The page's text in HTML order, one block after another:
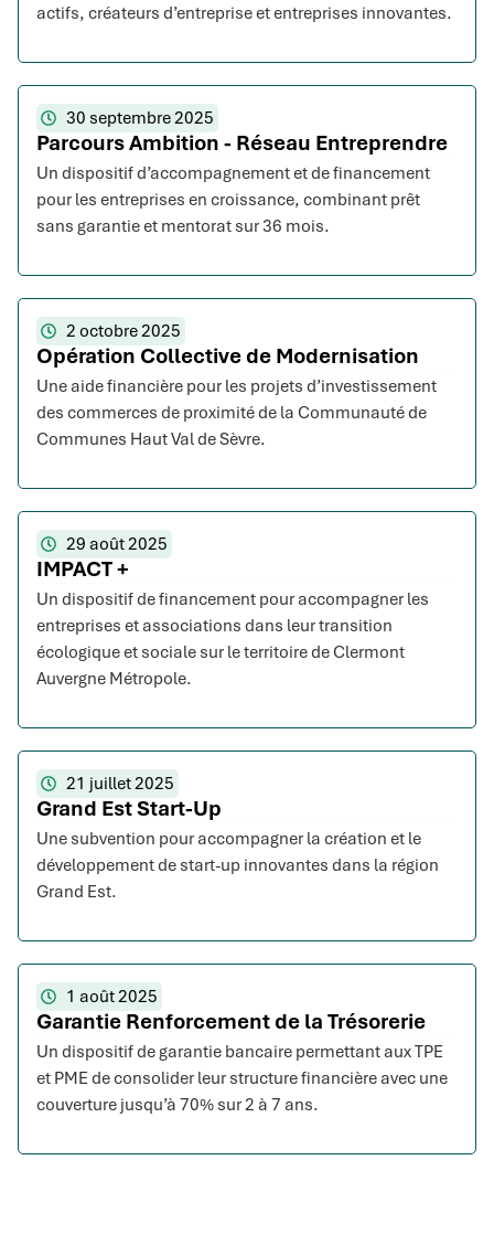
actifs, créateurs d’entreprise et entreprises innovantes.
30 septembre 2025
Parcours Ambition - Réseau Entreprendre
Un dispositif d’accompagnement et de financement
pour les entreprises en croissance, combinant prêt
sans garantie et mentorat sur 36 mois.
2 octobre 2025
Opération Collective de Modernisation
Une aide financière pour les projets d’investissement
des commerces de proximité de la Communauté de
Communes Haut Val de Sèvre.
29 août 2025
IMPACT +
Un dispositif de financement pour accompagner les
entreprises et associations dans leur transition
écologique et sociale sur le territoire de Clermont
Auvergne Métropole.
21 juillet 2025
Grand Est Start-Up
Une subvention pour accompagner la création et le
développement de start-up innovantes dans la région
Grand Est.
1 août 2025
Garantie Renforcement de la Trésorerie
Un dispositif de garantie bancaire permettant aux TPE
et PME de consolider leur structure financière avec une
couverture jusqu’à 70% sur 2 à 7 ans.